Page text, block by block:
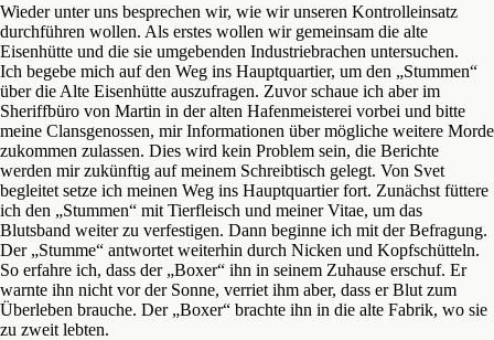
Wieder unter uns besprechen wir, wie wir unseren Kontrolleinsatz
durchführen wollen. Als erstes wollen wir gemeinsam die alte
Eisenhütte und die sie umgebenden Industriebrachen untersuchen.
Ich begebe mich auf den Weg ins Hauptquartier, um den „Stummen“
über die Alte Eisenhütte auszufragen. Zuvor schaue ich aber im
Sheriffbüro von Martin in der alten Hafenmeisterei vorbei und bitte
meine Clansgenossen, mir Informationen über mögliche weitere Morde
zukommen zulassen. Dies wird kein Problem sein, die Berichte
werden mir zukünftig auf meinem Schreibtisch gelegt. Von Svet
begleitet setze ich meinen Weg ins Hauptquartier fort. Zunächst füttere
ich den „Stummen“ mit Tierfleisch und meiner Vitae, um das
Blutsband weiter zu verfestigen. Dann beginne ich mit der Befragung.
Der „Stumme“ antwortet weiterhin durch Nicken und Kopfschütteln.
So erfahre ich, dass der „Boxer“ ihn in seinem Zuhause erschuf. Er
warnte ihn nicht vor der Sonne, verriet ihm aber, dass er Blut zum
Überleben brauche. Der „Boxer“ brachte ihn in die alte Fabrik, wo sie
zu zweit lebten.